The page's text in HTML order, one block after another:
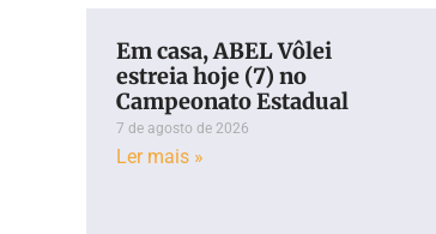
Em casa, ABEL Vôlei
estreia hoje (7) no
Campeonato Estadual
7 de agosto de 2026
Ler mais »